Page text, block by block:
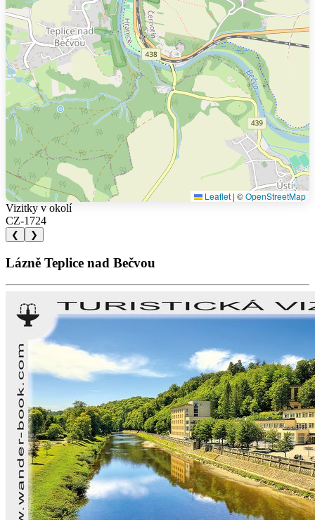
Leaflet | ©OpenStreetMap
Vizitky v okolí
CZ-1724
❮ ❯
Lázně Teplice nad Bečvou